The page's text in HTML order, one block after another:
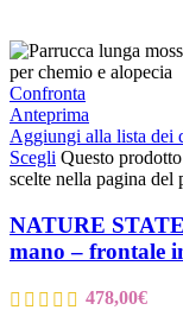
Confronta
Anteprima
Aggiungi alla lista dei
Scegli Questo
scelte nella pagina del
NATURE
mano – frontale
478,00€